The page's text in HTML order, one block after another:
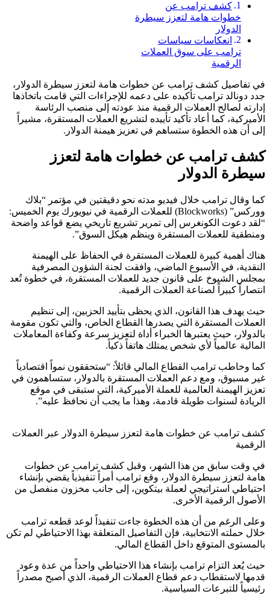
كشف ترامب عن
خطوات هامة لتعزز سيطرة
الدولار
انعكاسات سياسات
ترامب على سوق العملات
الرقمية
في تفاصيل كشف ترامب عن خطوات هامة لتعزز سيطرة الدولار،
جدد دونالد ترامب تأكيده على دعمه للإجراءات التي قامت باتخاذها
إدارته لصالح العملات الرقمية منذ عودته إلى منصب الرئاسة
الأميركية، كما أعاد تأكيد تأييده لتشريع العملات المستقرة، مشيراً
إلى أن هذه الخطوة ستساهم في تعزيز هيمنة الدولار.
كشف ترامب عن خطوات هامة لتعزز
سيطرة الدولار
كما وقال ترامب خلال فيديو مدته نحو دقيقتين في مؤتمر “بلاك
ووركس” (Blockworks) للعملات الرقمية في نيويورك يوم الخميس:
“لقد دعوت الكونغرس إلى تمرير تشريع تاريخي يضع قواعد واضحة
ومنطقية للعملات المستقرة وينظم هيكل السوق”.
هناك أهمية كبيرة للعملات المستقرة في الحفاظ على الهيمنة
النقدية، في الأسبوع الماضي، وافقت لجنة الشؤون المصرفية
بمجلس الشيوخ على قانون جديد للعملات المستقرة، في خطوة تُعد
انتصاراً كبيراً لصناعة العملات الرقمية.
حيث يهدف هذا القانون، الذي يحظى بتأييد الحزبين، إلى تنظيم
العملات المستقرة التي يصدرها القطاع الخاص، والتي تكون مقومة
بالدولار، حيث يعتبرها الخبراء أداة لتعزيز سرعة وكفاءة المعاملات
المالية عالمياً لأي شخص يمتلك هاتفاً ذكياً.
كما وخاطب ترامب القطاع المالي قائلاً: “ستحققون نمواً اقتصادياً
غير مسبوق، ومع دعم العملات المستقرة بالدولار، ستساهمون في
تعزيز الهيمنة العالمية للعملة الأميركية، التي ستبقى في موقع
الريادة لسنوات طويلة قادمة، وهذا ما يجب أن نحافظ عليه”.
كشف ترامب عن خطوات هامة لتعزز سيطرة الدولار عبر العملات
الرقمية
في وقت سابق من هذا الشهر، وقبل كشف ترامب عن خطوات
هامة لتعزز سيطرة الدولار، وقع ترامب أمراً تنفيذياً يقضي بإنشاء
احتياطي استراتيجي لعملة بيتكوين، إلى جانب مخزون منفصل من
الأصول الرقمية الأخرى.
وعلى الرغم من أن هذه الخطوة جاءت تنفيذاً لوعد قطعه ترامب
خلال حملته الانتخابية، فإن التفاصيل المتعلقة بهذا الاحتياطي لم تكن
بالمستوى المتوقع داخل القطاع المالي.
حيث يُعد التزام ترامب بإنشاء هذا الاحتياطي واحداً من عدة وعود
قدمها لاستقطاب دعم قطاع العملات الرقمية، الذي أصبح مصدراً
رئيسياً للتبرعات السياسية.